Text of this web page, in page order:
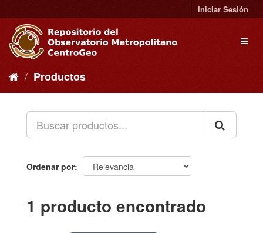
al
contenido
Iniciar Sesión
Productos
Ordenar por
1 producto encontrado